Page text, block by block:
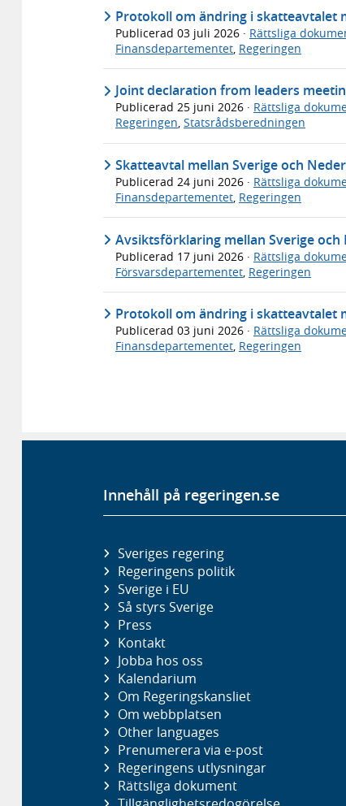
Protokoll om ändring i skatteavtalet
Publicerad 03 juli 2026 · Rättsliga
Finansdepartementet Regeringen
Joint declaration from leaders
Publicerad 25 juni 2026 · Rättsliga
Regeringen, Statsrådsberedningen
Skatteavtal mellan Sverige och
Publicerad 24 juni 2026 · Rättsliga
Finansdepartementet, Regeringen
Avsiktsförklaring mellan Sverige
Publicerad 17 juni 2026 · Rättsliga
Försvarsdepartementet Regeringen
Protokoll om ändring i skatteavtalet
Publicerad 03 juni 2026 · Rättsliga
Finansdepartementet, Regeringen
Innehåll på regeringen.se
Sveriges regering
Regeringens politik
Sverige i EU
Så styrs Sverige
Press
Kontakt
Jobba hos oss
Kalendarium
Om Regeringskansliet
Om webbplatsen
Other languages
Prenumerera via e-post
Regeringens utlysningar
Rättsliga dokument